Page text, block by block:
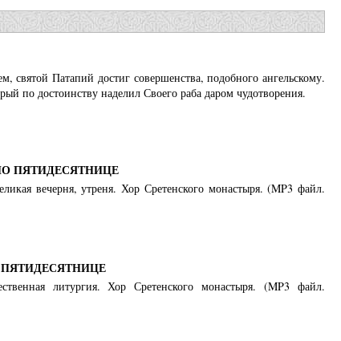
Патапий достиг совершенства, подобного ангельскому.
по достоинству наделил Своего раба даром чудотворения.
ПЯТИДЕСЯТНИЦЕ
вечерня, утреня. Хор Сретенского монастыря. (MP3 файл.
литургия. Хор Сретенского монастыря. (MP3 файл.